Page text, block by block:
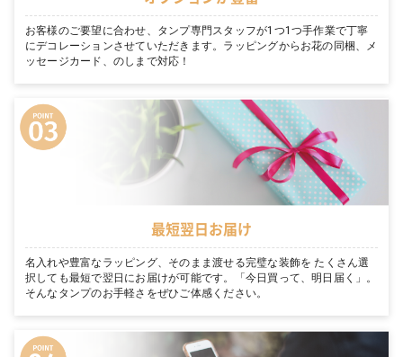
お客様のご要望に合わせ、タンプ専門スタッフが1つ1つ手作業で丁寧
にデコレーションさせていただきます。ラッピングからお花の同梱、メ
ッセージカード、のしまで対応！
最短翌日お届け
名入れや豊富なラッピング、そのまま渡せる完璧な装飾を たくさん選
択しても最短で翌日にお届けが可能です。「今日買って、明日届く」。
そんなタンプのお手軽さをぜひご体感ください。